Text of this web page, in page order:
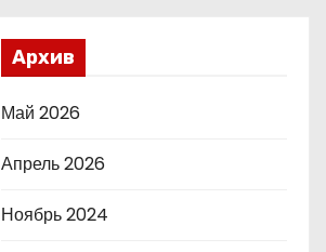
Архив
Май 2026
Апрель 2026
Ноябрь 2024